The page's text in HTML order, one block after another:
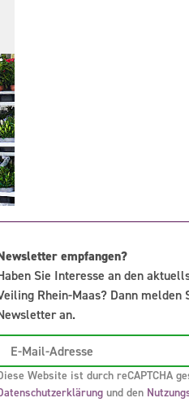
empfangen?
Sie Interesse an den
Rhein-Maas? Dann melden
an.
Website ist durch reCAPTCHA
und den